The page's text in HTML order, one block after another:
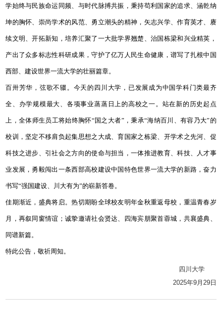
学始终与民族命运同频、与时代脉搏共振，秉持苟利国家的追求、涵乾纳
坤的胸怀、崇尚学术的风范、勇立潮头的精神，矢志兴学、作育英才、赓
续文明、开拓新知，培养汇聚了一大批学界翘楚、治国栋梁和兴业精英，
产出了众多标志性科研成果，守护了亿万人民生命健康，谱写了扎根中国
西部、建设世界一流大学的壮丽篇章。
百卅芳华，弦歌不辍。今天的四川大学，已发展成为中国学科门类最齐
全、办学规模最大、各项事业蒸蒸日上的高校之一。站在新的历史起点
上，全体师生员工将始终胸怀“国之大者”，秉承“海纳百川、有容乃大”的
校训，坚定不移肩负起集思想之大成、育国家之栋梁、开学术之先河、促
科技之进步、引社会之方向的使命与担当，一体推进教育、科技、人才事
业发展，勇毅闯出一条西部高校建设中国特色世界一流大学的新路，奋力
书写“强国建设、川大有为”的崭新答卷。
佳期渐近，盛典将启。热切期盼全球校友明年金秋重返母校，重温青春岁
月，再叙同窗情谊；诚挚邀请社会贤达、四海宾朋聚首蓉城，共襄盛典、
同谱新篇。
特此公告，敬祈周知。
四川大学
2025年9月29日